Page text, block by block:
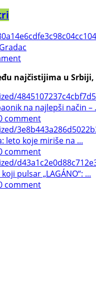
najčistijima u
na najlepši način –
comment
leto koje miriše na ...
comment
pulsar „LAGÁNO“: ...
comment